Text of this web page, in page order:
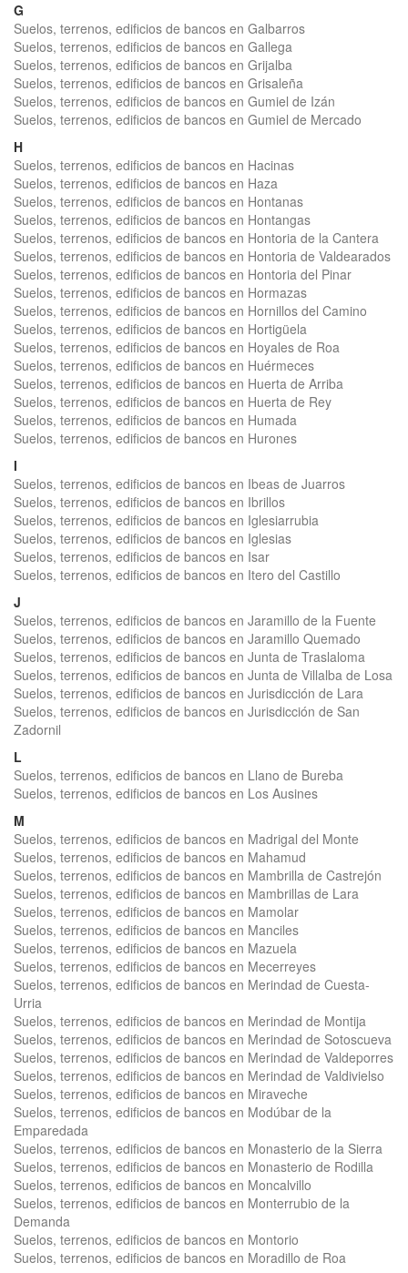
G
Suelos, terrenos, edificios de bancos en Galbarros
Suelos, terrenos, edificios de bancos en Gallega
Suelos, terrenos, edificios de bancos en Grijalba
Suelos, terrenos, edificios de bancos en Grisaleña
Suelos, terrenos, edificios de bancos en Gumiel de Izán
Suelos, terrenos, edificios de bancos en Gumiel de Mercado
H
Suelos, terrenos, edificios de bancos en Hacinas
Suelos, terrenos, edificios de bancos en Haza
Suelos, terrenos, edificios de bancos en Hontanas
Suelos, terrenos, edificios de bancos en Hontangas
Suelos, terrenos, edificios de bancos en Hontoria de la Cantera
Suelos, terrenos, edificios de bancos en Hontoria de Valdearados
Suelos, terrenos, edificios de bancos en Hontoria del Pinar
Suelos, terrenos, edificios de bancos en Hormazas
Suelos, terrenos, edificios de bancos en Hornillos del Camino
Suelos, terrenos, edificios de bancos en Hortigüela
Suelos, terrenos, edificios de bancos en Hoyales de Roa
Suelos, terrenos, edificios de bancos en Huérmeces
Suelos, terrenos, edificios de bancos en Huerta de Arriba
Suelos, terrenos, edificios de bancos en Huerta de Rey
Suelos, terrenos, edificios de bancos en Humada
Suelos, terrenos, edificios de bancos en Hurones
I
Suelos, terrenos, edificios de bancos en Ibeas de Juarros
Suelos, terrenos, edificios de bancos en Ibrillos
Suelos, terrenos, edificios de bancos en Iglesiarrubia
Suelos, terrenos, edificios de bancos en Iglesias
Suelos, terrenos, edificios de bancos en Isar
Suelos, terrenos, edificios de bancos en Itero del Castillo
J
Suelos, terrenos, edificios de bancos en Jaramillo de la Fuente
Suelos, terrenos, edificios de bancos en Jaramillo Quemado
Suelos, terrenos, edificios de bancos en Junta de Traslaloma
Suelos, terrenos, edificios de bancos en Junta de Villalba de Losa
Suelos, terrenos, edificios de bancos en Jurisdicción de Lara
Suelos, terrenos, edificios de bancos en Jurisdicción de San
Zadornil
L
Suelos, terrenos, edificios de bancos en Llano de Bureba
Suelos, terrenos, edificios de bancos en Los Ausines
M
Suelos, terrenos, edificios de bancos en Madrigal del Monte
Suelos, terrenos, edificios de bancos en Mahamud
Suelos, terrenos, edificios de bancos en Mambrilla de Castrejón
Suelos, terrenos, edificios de bancos en Mambrillas de Lara
Suelos, terrenos, edificios de bancos en Mamolar
Suelos, terrenos, edificios de bancos en Manciles
Suelos, terrenos, edificios de bancos en Mazuela
Suelos, terrenos, edificios de bancos en Mecerreyes
Suelos, terrenos, edificios de bancos en Merindad de Cuesta-
Urria
Suelos, terrenos, edificios de bancos en Merindad de Montija
Suelos, terrenos, edificios de bancos en Merindad de Sotoscueva
Suelos, terrenos, edificios de bancos en Merindad de Valdeporres
Suelos, terrenos, edificios de bancos en Merindad de Valdivielso
Suelos, terrenos, edificios de bancos en Miraveche
Suelos, terrenos, edificios de bancos en Modúbar de la
Emparedada
Suelos, terrenos, edificios de bancos en Monasterio de la Sierra
Suelos, terrenos, edificios de bancos en Monasterio de Rodilla
Suelos, terrenos, edificios de bancos en Moncalvillo
Suelos, terrenos, edificios de bancos en Monterrubio de la
Demanda
Suelos, terrenos, edificios de bancos en Montorio
Suelos, terrenos, edificios de bancos en Moradillo de Roa